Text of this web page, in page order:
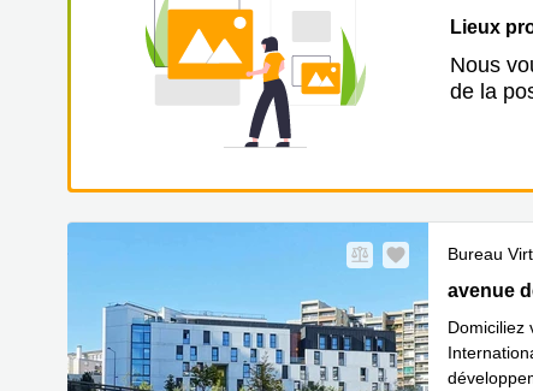
Lieux
Nous
de la
Bureau
28
avenue
Domiciliez